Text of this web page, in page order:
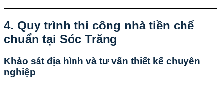
4. Quy trình thi công nhà tiền chế
chuẩn tại Sóc Trăng
Khảo sát địa hình và tư vấn thiết kế chuyên
nghiệp